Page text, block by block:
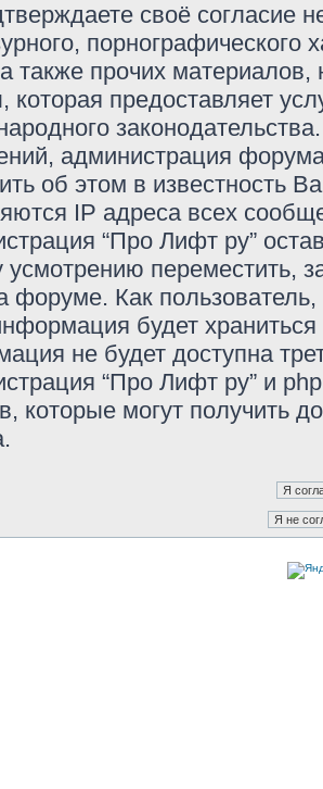
своё согласие
порнографического
также прочих
которая предоставляет
администрация
об этом в известность
IP адреса всех
“Про Лифт ру”
усмотрению переместить,
форуме. Как
будет
не будет доступна
“Про Лифт ру” и
которые могут получить